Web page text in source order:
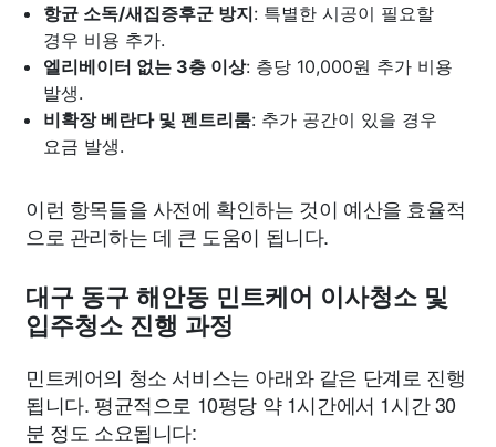
항균 소독/새집증후군 방지: 특별한 시공이 필요할
경우 비용 추가.
엘리베이터 없는 3층 이상: 층당 10,000원 추가 비용
발생.
비확장 베란다 및 펜트리룸: 추가 공간이 있을 경우
요금 발생.
이런 항목들을 사전에 확인하는 것이 예산을 효율적
으로 관리하는 데 큰 도움이 됩니다.
대구 동구 해안동 민트케어 이사청소 및
입주청소 진행 과정
민트케어의 청소 서비스는 아래와 같은 단계로 진행
됩니다. 평균적으로 10평당 약 1시간에서 1시간 30
분 정도 소요됩니다: